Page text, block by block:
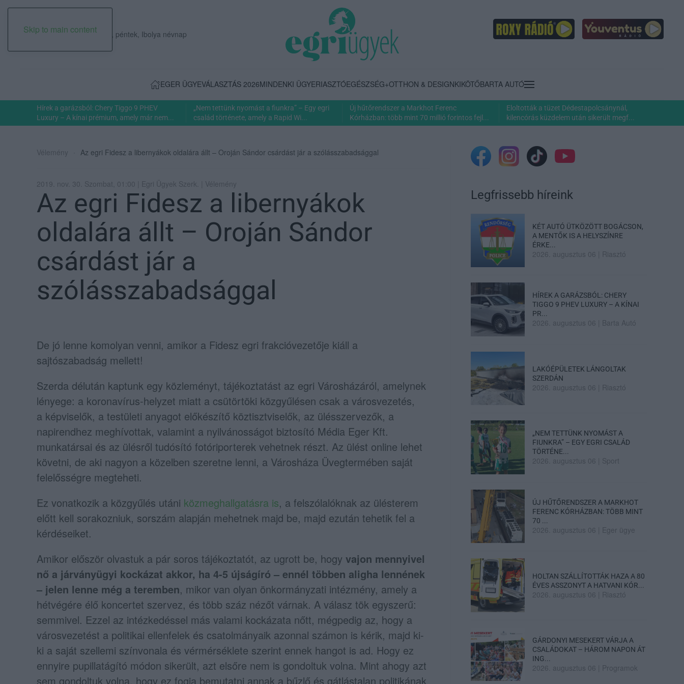
Skip to main content
2026. augusztus 07., péntek, Ibolya névnap
EGER ÜGYEVÁLASZTÁS 2026MINDENKI ÜGYERIASZTÓEGÉSZSÉG+OTTHON & DESIGNKIKÖTŐBARTA AUTÓ
Hírek a garázsból: Chery Tiggo 9 PHEV
Luxury – A kínai prémium, amely már nem...
„Nem tettünk nyomást a fiunkra” – Egy egri
család története, amely a Rapid Wi...
Új hűtőrendszer a Markhot Ferenc
Kórházban: több mint 70 millió forintos fejl...
Eloltották a tüzet Dédestapolcsánynál,
kilencórás küzdelem után sikerült megf...
Vélemény Az egri Fidesz a libernyákok oldalára állt – Oroján Sándor csárdást jár a szólásszabadsággal
2019. nov. 30. Szombat, 01:00 | Egri Ügyek Szerk. | Vélemény
Az egri Fidesz a libernyákok
oldalára állt – Oroján Sándor
csárdást jár a
szólásszabadsággal
De jó lenne komolyan venni, amikor a Fidesz egri frakcióvezetője kiáll a
sajtószabadság mellett!
Szerda délután kaptunk egy közleményt, tájékoztatást az egri Városházáról, amelynek
lényege: a koronavírus-helyzet miatt a csütörtöki közgyűlésen csak a városvezetés,
a képviselők, a testületi anyagot előkészítő köztisztviselők, az ülésszervezők, a
napirendhez meghívottak, valamint a nyilvánosságot biztosító Média Eger Kft.
munkatársai és az ülésről tudósító fotóriporterek vehetnek részt. Az ülést online lehet
követni, de aki nagyon a közelben szeretne lenni, a Városháza Üvegtermében saját
felelősségre megteheti.
Ez vonatkozik a közgyűlés utáni közmeghallgatásra is, a felszólalóknak az ülésterem
előtt kell sorakozniuk, sorszám alapján mehetnek majd be, majd ezután tehetik fel a
kérdéseiket.
Amikor először olvastuk a pár soros tájékoztatót, az ugrott be, hogy vajon mennyivel
nő a járványügyi kockázat akkor, ha 4-5 újságíró – ennél többen aligha lennének
– jelen lenne még a teremben, mikor van olyan önkormányzati intézmény, amely a
hétvégére élő koncertet szervez, és több száz nézőt várnak. A válasz tök egyszerű:
semmivel. Ezzel az intézkedéssel más valami kockázata nőtt, mégpedig az, hogy a
városvezetést a politikai ellenfelek és csatolmányaik azonnal számon is kérik, majd ki-
ki a saját szellemi színvonala és vérmérséklete szerint ennek hangot is ad. Hogy ez
ennyire pupillatágító módon sikerült, azt elsőre nem is gondoltuk volna. Mint ahogy azt
sem gondoltuk volna, hogy ez fogja bemutatni annak a bűzlő és gátlástalan politikának
Legfrissebb híreink
KÉT AUTÓ ÜTKÖZÖTT BOGÁCSON,
A MENTŐK IS A HELYSZÍNRE
ÉRKE...
2026. augusztus 06 Riasztó
HÍREK A GARÁZSBÓL: CHERY
TIGGO 9 PHEV LUXURY – A KÍNAI
PR...
2026. augusztus 06 Barta Autó
LAKÓÉPÜLETEK LÁNGOLTAK
SZERDÁN
2026. augusztus 06 Riasztó
„NEM TETTÜNK NYOMÁST A
FIUNKRA” – EGY EGRI CSALÁD
TÖRTÉNE...
2026. augusztus 06 Sport
ÚJ HŰTŐRENDSZER A MARKHOT
FERENC KÓRHÁZBAN: TÖBB MINT
70 ...
2026. augusztus 06 Eger ügye
HOLTAN SZÁLLÍTOTTÁK HAZA A 80
ÉVES ASSZONYT A HATVANI KÓR...
2026. augusztus 06 Riasztó
GÁRDONYI MESEKERT VÁRJA A
CSALÁDOKAT – HÁROM NAPON ÁT
ING...
2026. augusztus 06 Programok